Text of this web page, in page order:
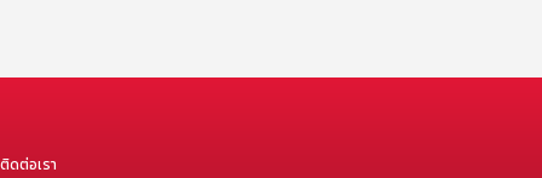
ติดต่อเรา